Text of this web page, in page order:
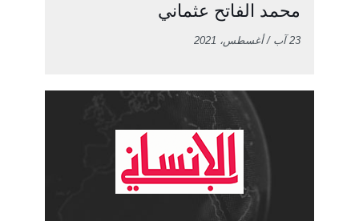
محمد الفاتح عثماني
23 آب / أغسطس، 2021